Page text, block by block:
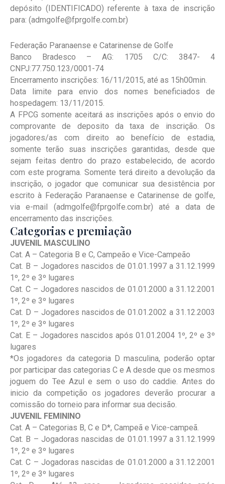
depósito (IDENTIFICADO) referente à taxa de inscrição
para: (admgolfe@fprgolfe.com.br)
Federação Paranaense e Catarinense de Golfe
Banco Bradesco – AG: 1705 C/C: 3847- 4
CNPJ:77.750.123/0001-74
Encerramento inscrições: 16/11/2015, até as 15h00min.
Data limite para envio dos nomes beneficiados de
hospedagem: 13/11/2015.
A FPCG somente aceitará as inscrições após o envio do
comprovante de deposito da taxa de inscrição. Os
jogadores/as com direito ao benefício de estadia,
somente terão suas inscrições garantidas, desde que
sejam feitas dentro do prazo estabelecido, de acordo
com este programa. Somente terá direito a devolução da
inscrição, o jogador que comunicar sua desistência por
escrito à Federação Paranaense e Catarinense de golfe,
via e-mail (admgolfe@fprgolfe.com.br) até a data de
encerramento das inscrições.
Categorias e premiação
JUVENIL MASCULINO
Cat. A – Categoria B e C, Campeão e Vice-Campeão
Cat. B – Jogadores nascidos de 01.01.1997 a 31.12.1999
1º, 2º e 3º lugares
Cat. C – Jogadores nascidos de 01.01.2000 a 31.12.2001
1º, 2º e 3º lugares
Cat. D – Jogadores nascidos de 01.01.2002 a 31.12.2003
1º, 2º e 3º lugares
Cat. E – Jogadores nascidos após 01.01.2004 1º, 2º e 3º
lugares
*Os jogadores da categoria D masculina, poderão optar
por participar das categorias C e A desde que os mesmos
joguem do Tee Azul e sem o uso do caddie. Antes do
inicio da competição os jogadores deverão procurar a
comissão do torneio para informar sua decisão.
JUVENIL FEMININO
Cat. A – Categorias B, C e D*, Campeã e Vice-campeã.
Cat. B – Jogadoras nascidas de 01.01.1997 a 31.12.1999
1º, 2º e 3º lugares
Cat. C – Jogadoras nascidas de 01.01.2000 a 31.12.2001
1º, 2º e 3º lugares